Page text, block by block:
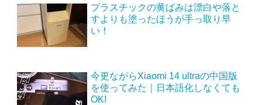
プラスチックの黄ばみは漂白や落と
すよりも塗ったほうが手っ取り早
い！
今更ながらXiaomi 14 ultraの中国版
を使ってみた｜日本語化しなくても
OK!